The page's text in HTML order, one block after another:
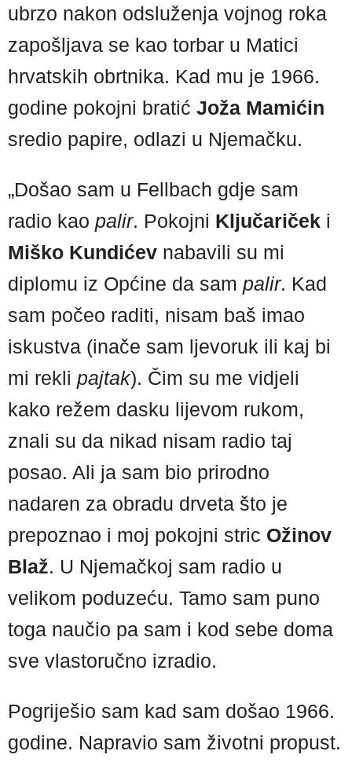
ubrzo nakon odsluženja vojnog roka
zapošljava se kao torbar u Matici
hrvatskih obrtnika. Kad mu je 1966.
godine pokojni bratić Joža Mamićin
sredio papire, odlazi u Njemačku.
„Došao sam u Fellbach gdje sam
radio kao palir. Pokojni Ključariček i
Miško Kundićev nabavili su mi
diplomu iz Općine da sam palir. Kad
sam počeo raditi, nisam baš imao
iskustva (inače sam ljevoruk ili kaj bi
mi rekli pajtak). Čim su me vidjeli
kako režem dasku lijevom rukom,
znali su da nikad nisam radio taj
posao. Ali ja sam bio prirodno
nadaren za obradu drveta što je
prepoznao i moj pokojni stric Ožinov
Blaž. U Njemačkoj sam radio u
velikom poduzeću. Tamo sam puno
toga naučio pa sam i kod sebe doma
sve vlastoručno izradio.
Pogriješio sam kad sam došao 1966.
godine. Napravio sam životni propust.